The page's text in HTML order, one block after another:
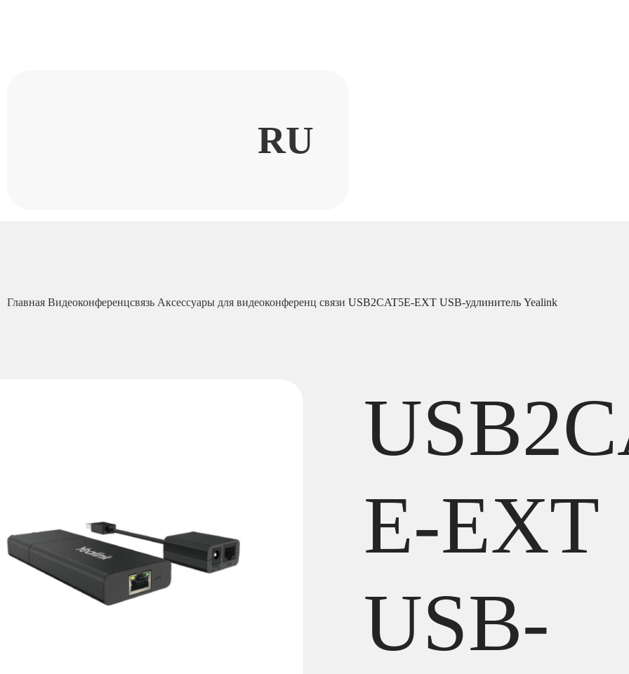
RU
Главная Видеоконференцсвязь Аксессуары для видеоконференц связи USB2CAT5E-EXT USB-удлинитель Yealink
E-EXT
USB-